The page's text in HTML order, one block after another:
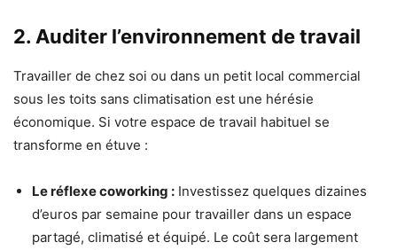
2. Auditer l’environnement de travail
Travailler de chez soi ou dans un petit local commercial
sous les toits sans climatisation est une hérésie
économique. Si votre espace de travail habituel se
transforme en étuve :
Le réflexe coworking : Investissez quelques dizaines
d’euros par semaine pour travailler dans un espace
partagé, climatisé et équipé. Le coût sera largement